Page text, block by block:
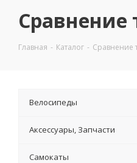
Сравнение
Главная - Каталог - Сравнение
Велосипеды
Аксессуары, Запчасти
Самокаты